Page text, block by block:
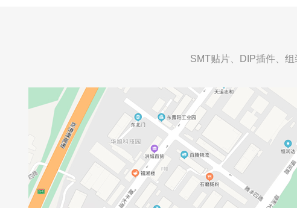
SMT贴片、DIP插件、